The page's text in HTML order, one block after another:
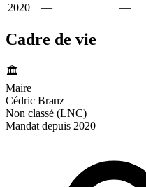
2020
— —
Cadre de vie
🏛️
Maire
Cédric Branz
Non classé (LNC)
Mandat depuis 2020